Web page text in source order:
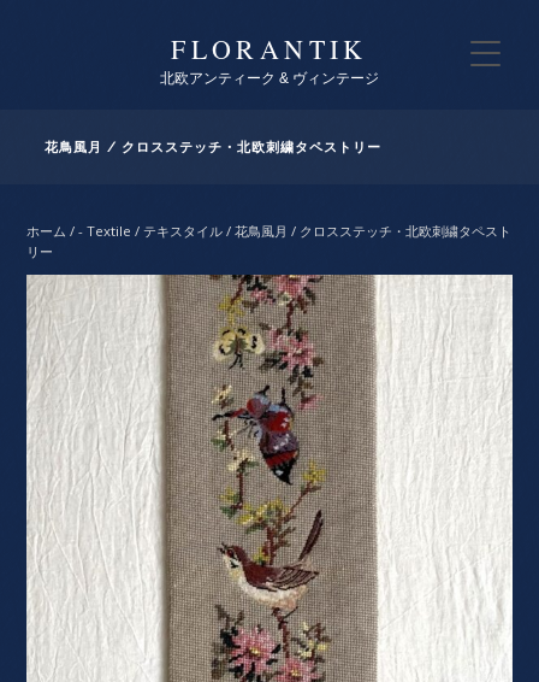
FLORANTIK
北欧アンティーク & ヴィンテージ
花鳥風月 / クロスステッチ・北欧刺繍タペストリー
ホーム /- Textile / テキスタイル / 花鳥風月 / クロスステッチ・北欧刺繍タペスト
リー